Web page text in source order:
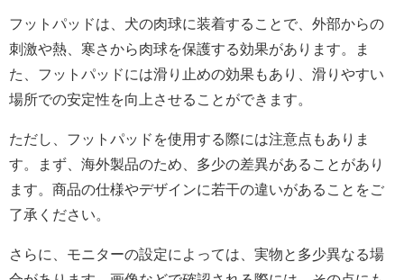
フットパッドは、犬の肉球に装着することで、外部からの
刺激や熱、寒さから肉球を保護する効果があります。ま
た、フットパッドには滑り止めの効果もあり、滑りやすい
場所での安定性を向上させることができます。
ただし、フットパッドを使用する際には注意点もありま
す。まず、海外製品のため、多少の差異があることがあり
ます。商品の仕様やデザインに若干の違いがあることをご
了承ください。
さらに、モニターの設定によっては、実物と多少異なる場